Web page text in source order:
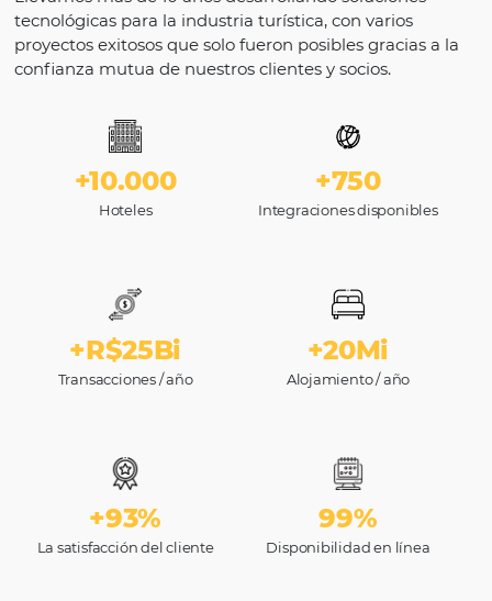
VALORES
Nuestras acciones están guiadas por
colaboración, la transparencia, la
autonomía, la innovación y el
nuestros clientes.
Omnibees en números